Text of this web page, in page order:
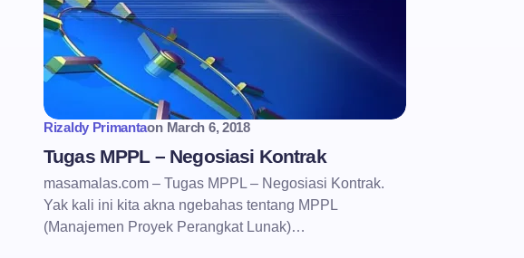
Rizaldy Primantaon March 6, 2018
Tugas MPPL – Negosiasi Kontrak
masamalas.com – Tugas MPPL – Negosiasi Kontrak.
Yak kali ini kita akna ngebahas tentang MPPL
(Manajemen Proyek Perangkat Lunak)…